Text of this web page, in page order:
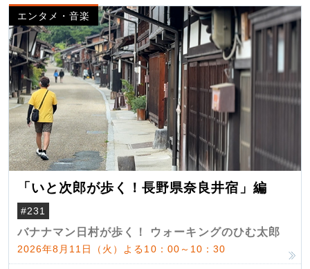
エンタメ・音楽
「いと次郎が歩く！長野県奈良井宿」編
#231
バナナマン日村が歩く！ ウォーキングのひむ太郎
2026年8月11日（火）よる10：00～10：30